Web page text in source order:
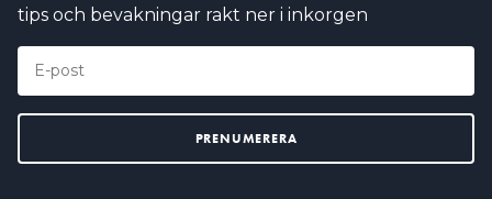
tips och bevakningar rakt ner i inkorgen